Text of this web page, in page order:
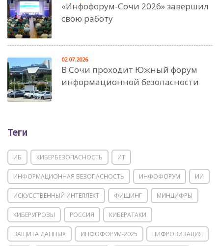
«Инфофорум-Сочи 2026» завершил
свою работу
В Сочи проходит Южный форум
информационной безопасности
02.07.2026
Теги
ИБ КИБЕРБЕЗОПАСНОСТЬ ИТ
ИНФОРМАЦИОННАЯ БЕЗОПАСНОСТЬ ИНФОФОРУМ ИИ
ИСКУССТВЕННЫЙ ИНТЕЛЛЕКТ ФИШИНГ МИНЦИФРЫ
КИБЕРУГРОЗЫ РОССИЯ КИБЕРАТАКИ
ЗАЩИТА ДАННЫХ ИНФОФОРУМ-2025 ЦИФРОВИЗАЦИЯ